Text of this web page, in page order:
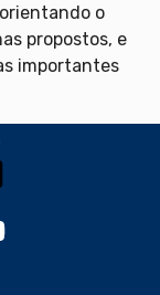
o
propostos, e
importantes